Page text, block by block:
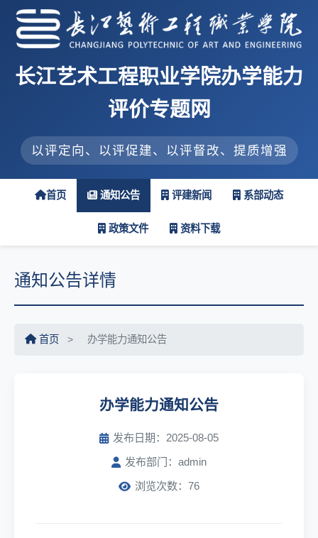
长江艺术工程职业学院办学能力
评价专题网
以评定向、以评促建、以评督改、提质增强
首页 通知公告 评建新闻 系部动态
政策文件 资料下载
通知公告详情
首页 > 办学能力通知公告
办学能力通知公告
发布日期：2025-08-05
发布部门：admin
浏览次数：76